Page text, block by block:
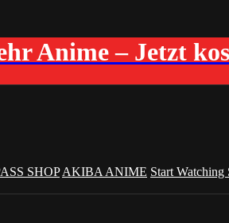
Anime – Jetzt
SHOP AKIBA ANIME Start Watching